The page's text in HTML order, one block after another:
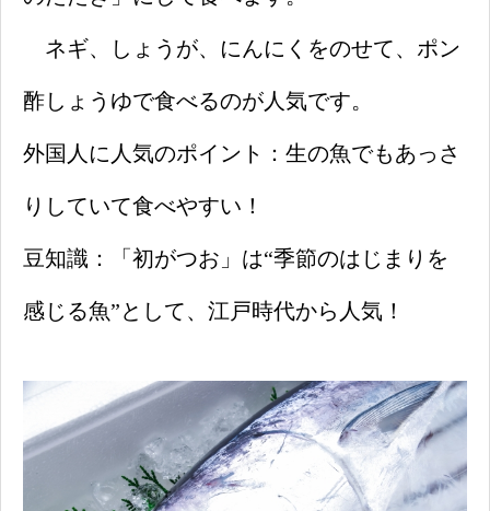
ネギ、しょうが、にんにくをのせて、ポン
酢しょうゆで食べるのが人気です。
外国人に人気のポイント：生の魚でもあっさ
りしていて食べやすい！
豆知識：「初がつお」は“季節のはじまりを
感じる魚”として、江戸時代から人気！